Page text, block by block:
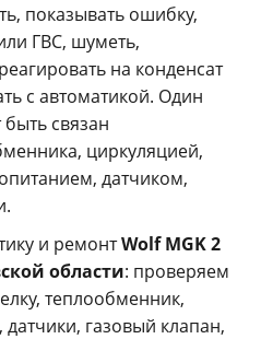
показывать ошибку,
ГВС, шуметь,
на конденсат
с автоматикой. Один
связан
циркуляцией,
датчиком,
и ремонтWolf MGK 2
области: проверяем
теплообменник,
датчики, газовый клапан,